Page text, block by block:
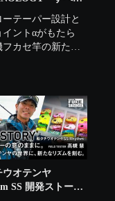
の瞬間”のために
ーテーパー設計と
イントαがもたら
カセ竿の新たな
ローテーパー設計
に最適化。「先調
作性」と「胴調子
」という相反する
、高次元で両立し
ブランクを実
思想と実釣性能
ウオテンヤ
SS 開発ストーリ